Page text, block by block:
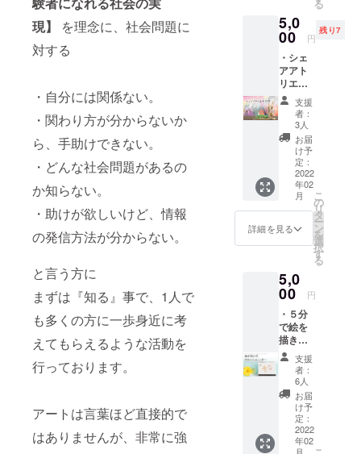
現】 を理念に、社会問題に
対する
・自分には関係ない。
・関わり方が分からないか
ら、手助けできない。
・どんな社会問題があるの
か知らない。
・助けが欲しいけど、情報
の発信方法が分からない。
と言う方に
まずは『知る』事で、1人で
も多くの方に一歩身近に考
えてもらえるような活動を
行っております。
アートは言葉ほど直接的で
はありませんが、非常に強
け！ ※
絵柄は
ランダ
ムとな
りま
す。
る
5,0
00 円
残り7
・シェ
アアト
リエ利
用回数
券12回
分 ・サ
ンクス
カード
・オー
プニン
グレセ
プショ
ン招待
状 １
day500
円のご
を12回
分お届
けしま
す！！
2022年
6月～期
限な
し。い
つでも
お越し
くださ
い。
〈オー
プニン
支援
者：
3人
お届
け予
定：
2022
年02
月
詳細を見る
こ
の
リ
タ
ー
ン
を
選
択
す
る
5,0
00 円
・５分
で絵を
描き書
き込め
る、日
めくり
カレン
ダー ・
heArt
across
japan
支援
者：
6人
お届
け予
定：
2022
年02